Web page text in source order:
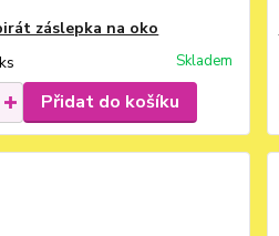
záslepka na oko
ks Skladem
Přidat do košíku